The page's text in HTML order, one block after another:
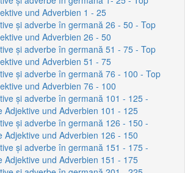
und Adverbien 1 - 25
și adverbe în germană 26 - 50 - Top
und Adverbien 26 - 50
și adverbe în germană 51 - 75 - Top
und Adverbien 51 - 75
și adverbe în germană 76 - 100 - Top
und Adverbien 76 - 100
și adverbe în germană 101 - 125 -
Adjektive und Adverbien 101 - 125
și adverbe în germană 126 - 150 -
Adjektive und Adverbien 126 - 150
și adverbe în germană 151 - 175 -
Adjektive und Adverbien 151 - 175